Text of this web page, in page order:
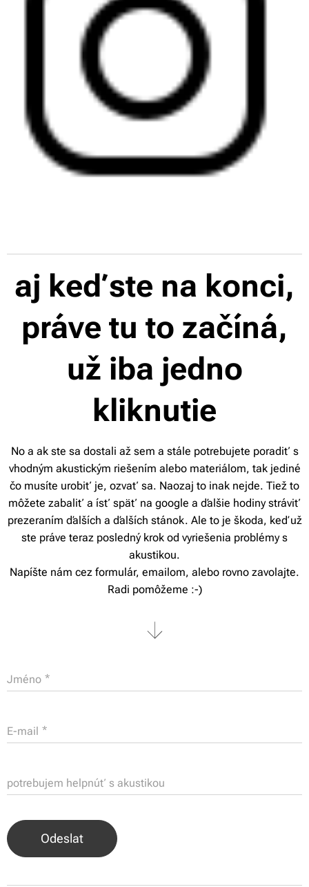
aj keď ste na konci,
práve tu to začíná,
už iba jedno
kliknutie
No a ak ste sa dostali až sem a stále potrebujete poradiť s
vhodným akustickým riešením alebo materiálom, tak jediné
čo musíte urobiť je, ozvať sa. Naozaj to inak nejde. Tiež to
môžete zabaliť a ísť späť na google a ďalšie hodiny stráviť
prezeraním ďalších a ďalších stánok. Ale to je škoda, keď už
ste práve teraz posledný krok od vyriešenia problémy s
akustikou.
Napíšte nám cez formulár, emailom, alebo rovno zavolajte.
Radi pomôžeme :-)
Jméno
E-mail
potrebujem helpnúť s akustikou
Odeslat